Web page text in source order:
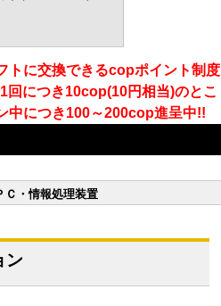
トに交換できるcopポイント制度
回につき10cop(10円相当)のとこ
中につき100～200cop進呈中!!
Ｃ・情報処理装置
ン